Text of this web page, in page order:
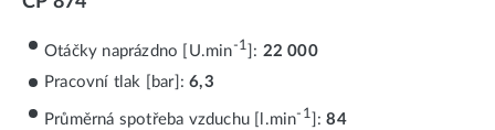
Otáčky naprázdno [U.min-1 ]: 22 000
Pracovní tlak [bar]:6,3
Průměrná spotřeba vzduchu [l.min-1 ]:84